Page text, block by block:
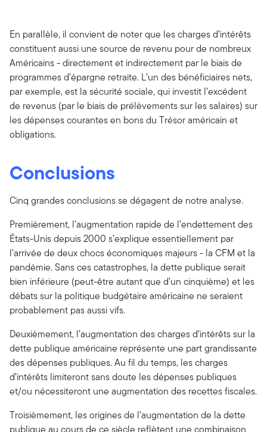
En parallèle, il convient de noter que les charges d’intérêts
constituent aussi une source de revenu pour de nombreux
Américains - directement et indirectement par le biais de
programmes d’épargne retraite. L’un des bénéficiaires nets,
par exemple, est la sécurité sociale, qui investit l’excédent
de revenus (par le biais de prélèvements sur les salaires) sur
les dépenses courantes en bons du Trésor américain et
obligations.
Conclusions
Cinq grandes conclusions se dégagent de notre analyse.
Premièrement, l’augmentation rapide de l’endettement des
États-Unis depuis 2000 s’explique essentiellement par
l’arrivée de deux chocs économiques majeurs - la CFM et la
pandémie. Sans ces catastrophes, la dette publique serait
bien inférieure (peut-être autant que d’un cinquième) et les
débats sur la politique budgétaire américaine ne seraient
probablement pas aussi vifs.
Deuxièmement, l’augmentation des charges d’intérêts sur la
dette publique américaine représente une part grandissante
des dépenses publiques. Au fil du temps, les charges
d’intérêts limiteront sans doute les dépenses publiques
et/ou nécessiteront une augmentation des recettes fiscales.
Troisièmement, les origines de l’augmentation de la dette